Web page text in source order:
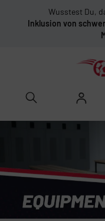
Wusstest Du,
Inklusion von